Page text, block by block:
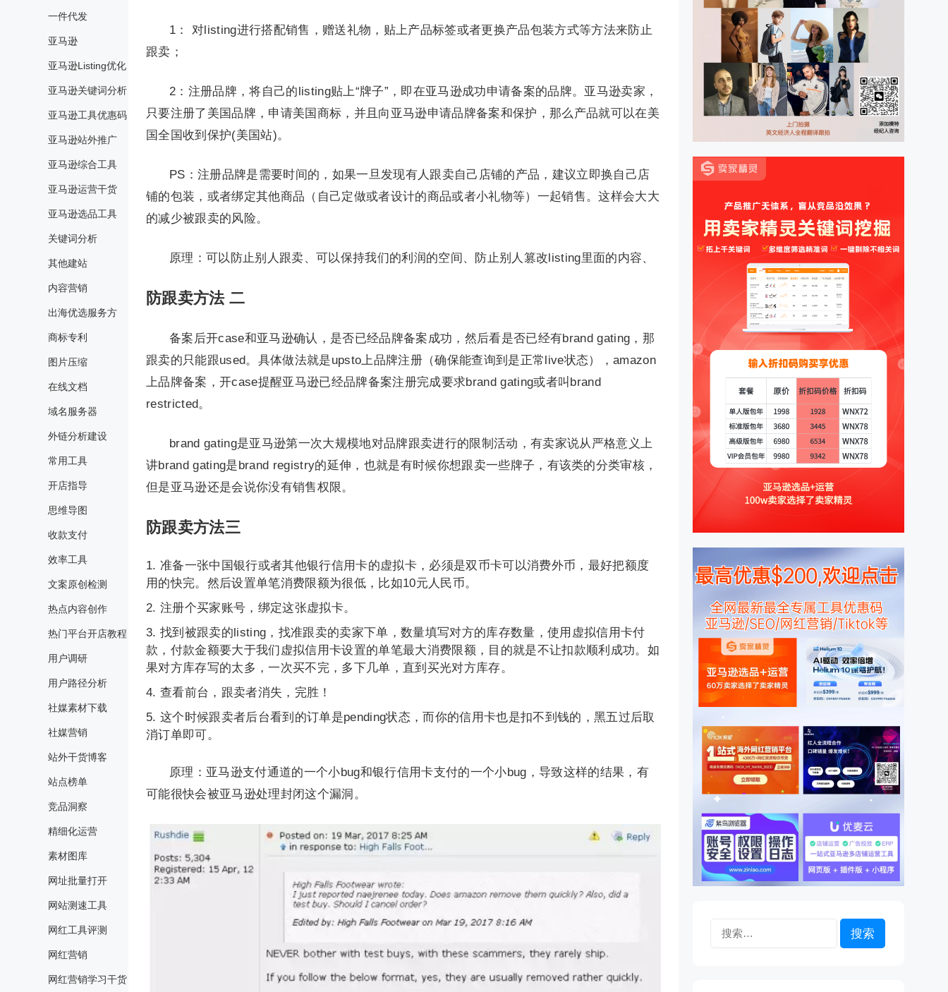
一件代发
亚马逊
亚马逊Listing优化
亚马逊关键词分析
亚马逊工具优惠码
亚马逊站外推广
亚马逊综合工具
亚马逊运营干货
亚马逊选品工具
关键词分析
其他建站
内容营销
出海优选服务方
商标专利
图片压缩
在线文档
域名服务器
外链分析建设
常用工具
开店指导
思维导图
收款支付
效率工具
文案原创检测
热点内容创作
热门平台开店教程
用户调研
用户路径分析
社媒素材下载
社媒营销
站外干货博客
站点榜单
竞品洞察
精细化运营
素材图库
网址批量打开
网站测速工具
网红工具评测
网红营销
网红营销学习干货
1： 对listing进行搭配销售，赠送礼物，贴上产品标签或者更换产品包装方式等方法来防止
跟卖；
2：注册品牌，将自己的listing贴上“牌子”，即在亚马逊成功申请备案的品牌。亚马逊卖家，
只要注册了美国品牌，申请美国商标，并且向亚马逊申请品牌备案和保护，那么产品就可以在美
国全国收到保护(美国站)。
PS：注册品牌是需要时间的，如果一旦发现有人跟卖自己店铺的产品，建议立即换自己店
铺的包装，或者绑定其他商品（自己定做或者设计的商品或者小礼物等）一起销售。这样会大大
的减少被跟卖的风险。
原理：可以防止别人跟卖、可以保持我们的利润的空间、防止别人篡改listing里面的内容、
防跟卖方法 二
备案后开case和亚马逊确认，是否已经品牌备案成功，然后看是否已经有brand gating，那
跟卖的只能跟used。具体做法就是upsto上品牌注册（确保能查询到是正常live状态），amazon
上品牌备案，开case提醒亚马逊已经品牌备案注册完成要求brand gating或者叫brand
restricted。
brand gating是亚马逊第一次大规模地对品牌跟卖进行的限制活动，有卖家说从严格意义上
讲brand gating是brand registry的延伸，也就是有时候你想跟卖一些牌子，有该类的分类审核，
但是亚马逊还是会说你没有销售权限。
防跟卖方法三
准备一张中国银行或者其他银行信用卡的虚拟卡，必须是双币卡可以消费外币，最好把额度
用的快完。然后设置单笔消费限额为很低，比如10元人民币。
注册个买家账号，绑定这张虚拟卡。
找到被跟卖的listing，找准跟卖的卖家下单，数量填写对方的库存数量，使用虚拟信用卡付
款，付款金额要大于我们虚拟信用卡设置的单笔最大消费限额，目的就是不让扣款顺利成功。如
果对方库存写的太多，一次买不完，多下几单，直到买光对方库存。
查看前台，跟卖者消失，完胜！
这个时候跟卖者后台看到的订单是pending状态，而你的信用卡也是扣不到钱的，黑五过后取
消订单即可。
原理：亚马逊支付通道的一个小bug和银行信用卡支付的一个小bug，导致这样的结果，有
可能很快会被亚马逊处理封闭这个漏洞。